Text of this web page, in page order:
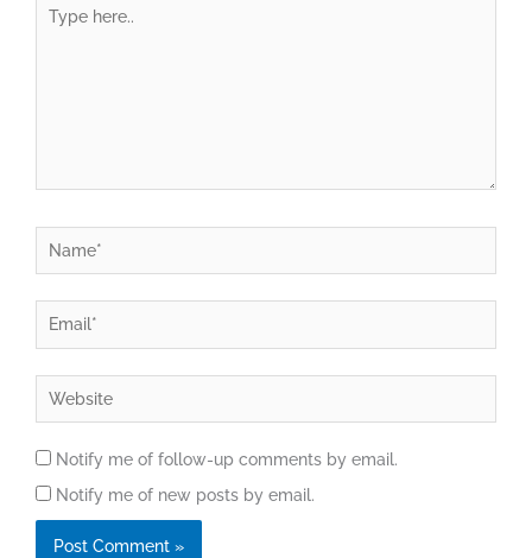
here..
Notify me of follow-up comments by email.
Notify me of new posts by email.